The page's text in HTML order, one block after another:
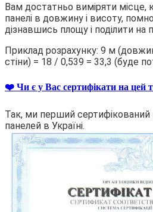
Вам достатньо виміряти місце,
панелі в довжину і висоту,
дізнавшись площу і поділити на
Приклад розрахунку: 9 м
стіни) = 18 / 0,539 = 33,3 (буде
❤️ Чи є у Вас сертифікати на цей
Так, ми перший сертифікований
панелей в Україні.